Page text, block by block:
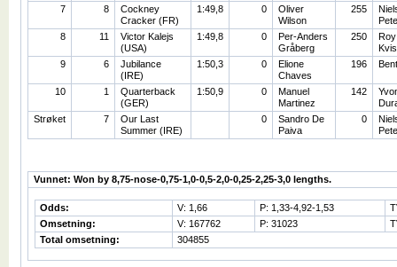
7
8
Cockney
Cracker (FR)
1:49,8 0
Oliver
Wilson
255
8
11
Victor Kalejs
(USA)
1:49,8 0
Per-Anders
Gråberg
250
9
6
Jubilance
(IRE)
1:50,3 0
Elione
Chaves
196
10 1
Quarterback
(GER)
1:50,9 0
Manuel
Martinez
142
Strøket
7
Our Last
Summer (IRE)
0
Sandro De
Paiva
0
Vunnet: Won by 8,75-nose-0,75-1,0-0,5-2,0-0,25-2,25-3,0 lengths.
Odds: V: 1,66 P: 1,33-4,92-1,53
Omsetning:
V: 167762 P: 31023
Total omsetning:
304855